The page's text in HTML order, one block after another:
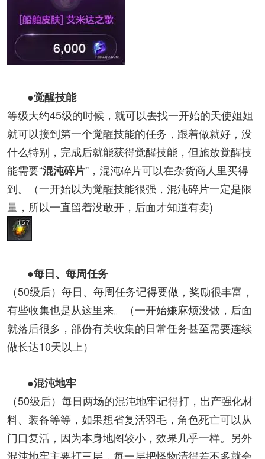
●觉醒技能
等级大约45级的时候，就可以去找一开始的天使姐姐
就可以接到第一个觉醒技能的任务，跟着做就好，没
什么特别，完成后就能获得觉醒技能，但施放觉醒技
能需要“混沌碎片”，混沌碎片可以在杂货商人里买得
到。（一开始以为觉醒技能很强，混沌碎片一定是限
量，所以一直留着没敢开，后面才知道有卖)
●每日、每周任务
（50级后）每日、每周任务记得要做，奖励很丰富，
有些收集也是从这里来。（一开始嫌麻烦没做，后面
就落后很多，部份有关收集的日常任务甚至需要连续
做长达10天以上）
●混沌地牢
（50级后）每日两场的混沌地牢记得打，出产强化材
料、装备等等，如果想省复活羽毛，角色死亡可以从
门口复活，因为本身地图较小，效果几乎一样。另外
混沌地牢主要打三层，每一层把怪物清得差不多就会